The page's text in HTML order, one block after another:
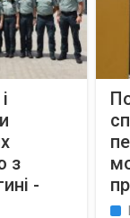
з
-